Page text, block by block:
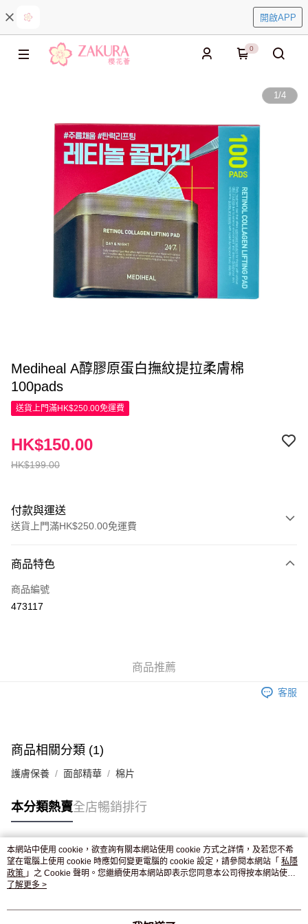
開啟APP
0
1/4
Mediheal A醇膠原蛋白撫紋提拉柔膚棉
100pads
送貨上門滿HK$250.00免運費
HK$199.00
HK$150.00
付款與運送
送貨上門滿HK$250.00免運費
信用卡
Apple Pay
商品特色
商品編號
473117
商品推薦
客服
商品相關分類 (1)
護膚保養 面部精華 棉片
本分類熱賣全店暢銷排行
熱門標籤
熱銷排行
本網站中使用 cookie，欲查詢有關本網站使用 cookie 方式之詳情，及若您不希
望在電腦上使用 cookie 時應如何變更電腦的 cookie 設定，請參閱本網站「 私隱
政策 」之 Cookie 聲明。您繼續使用本網站即表示您同意本公司得按本網站使用
條款之 Cookie 聲明使用 cookie。
了解更多 >